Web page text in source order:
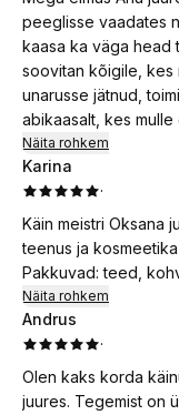
peeglisse vaadates
kaasa ka väga head
soovitan kõigile, kes
unarusse jätnud,
abikaasalt, kes
minu külastused
kindlasti tasub
Näita rohkem
Karina
·
Käin meistri Oksana
teenus ja
Pakkuvad: teed,
Näita rohkem
Andrus
·
Olen kaks korda
juures. Tegemist on